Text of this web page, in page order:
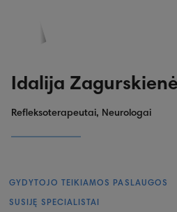
Idalija Zagurskienė
Refleksoterapeutai, Neurologai
GYDYTOJO TEIKIAMOS PASLAUGOS
SUSIJĘ SPECIALISTAI